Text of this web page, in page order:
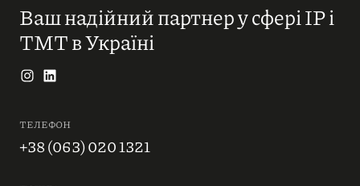
Ваш надійний партнер у сфері IP і
ТМТ в Україні
ТЕЛЕФОН
+38 (063) 020 1321